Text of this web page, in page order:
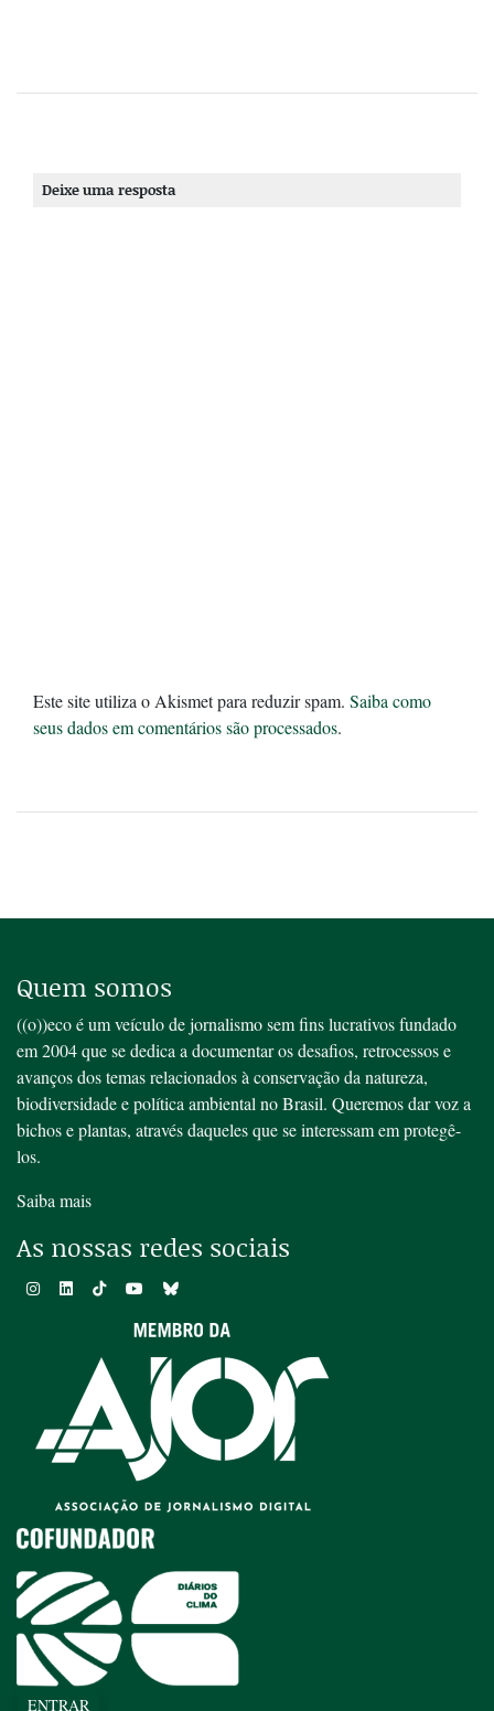
Deixe uma resposta
Este site utiliza o Akismet para reduzir spam. Saiba como
seus dados em comentários são processados.
Quem somos
((o))eco é um veículo de jornalismo sem fins lucrativos fundado
em 2004 que se dedica a documentar os desafios, retrocessos e
avanços dos temas relacionados à conservação da natureza,
biodiversidade e política ambiental no Brasil. Queremos dar voz a
bichos e plantas, através daqueles que se interessam em protegê-
los.
Saiba mais
As nossas redes sociais
ENTRAR